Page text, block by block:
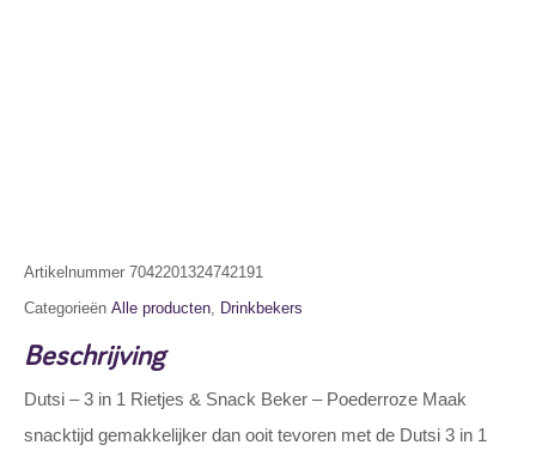
Artikelnummer 7042201324742191
Categorieën Alle producten, Drinkbekers
Beschrijving
Dutsi – 3 in 1 Rietjes & Snack Beker – Poederroze Maak
snacktijd gemakkelijker dan ooit tevoren met de Dutsi 3 in 1